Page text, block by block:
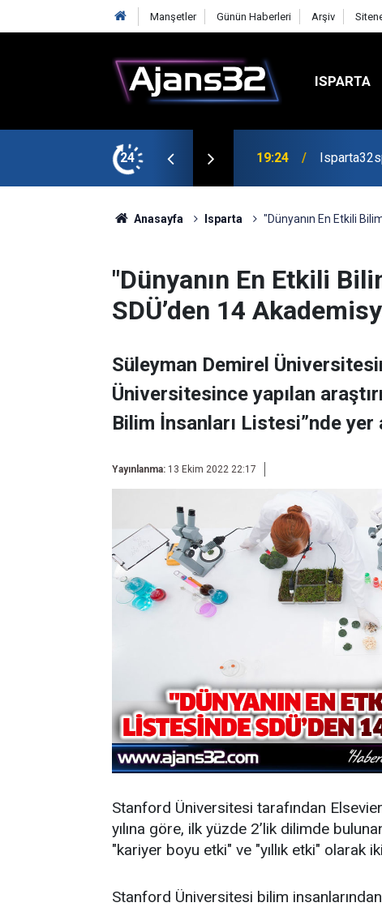
Manşetler Günün Haberleri Arşiv
ISPARTA
24
Maçıyla Başlıyor 19:22 Isparta
Anasayfa Isparta "Dünyanın En Etkili
"Dünyanın En Etkili
SDÜ’den 14
Süleyman Demirel
Üniversitesince yapılan
Bilim İnsanları Listesi”nde yer
Yayınlanma: 13 Ekim 2022 22:17
Stanford Üniversitesi tarafından
yılına göre, ilk yüzde 2’lik dilimde
"kariyer boyu etki" ve "yıllık etki" olarak
Stanford Üniversitesi bilim